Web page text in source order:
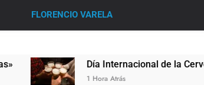
FLORENCIO VARELA
Día Internacional de la Cerveza: los tres
1 Hora Atrás